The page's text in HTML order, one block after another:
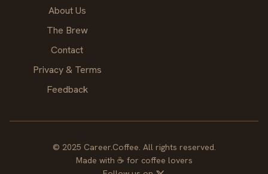
About Us
The Brew
Contact
Privacy & Terms
Feedback
© 2025 Career.Coffee. All rights reserved.
Made with ☕ for coffee lovers